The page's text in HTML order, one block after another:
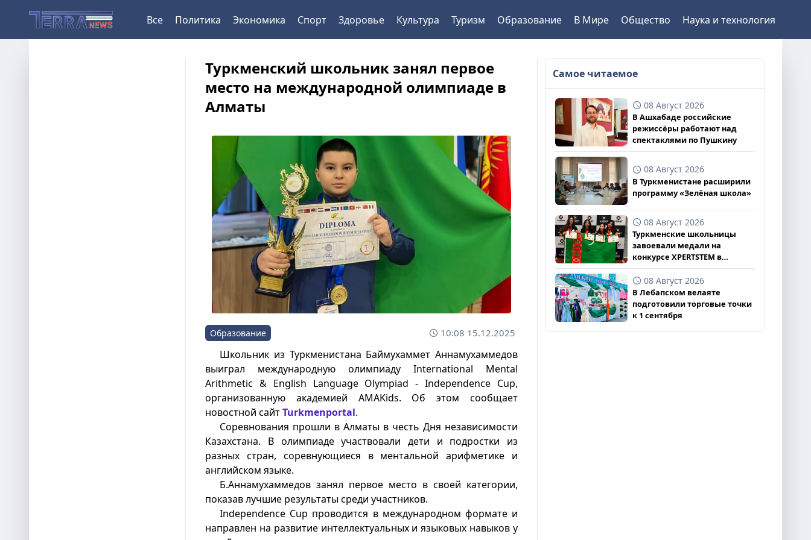
Все Политика Экономика Спорт Здоровье Культура Туризм Образование В Мире Общество Наука и технология
Туркменский школьник занял первое
место на международной олимпиаде в
Алматы
Образование 10:08 15.12.2025
Школьник из Туркменистана Баймухаммет Аннамухаммедов
выиграл международную олимпиаду International Mental
Arithmetic & English Language Olympiad - Independence Cup,
организованную академией AMAKids. Об этом сообщает
новостной сайтTurkmenportal.
Соревнования прошли в Алматы в честь Дня независимости
Казахстана. В олимпиаде участвовали дети и подростки из
разных стран, соревнующиеся в ментальной арифметике и
английском языке.
Б.Аннамухаммедов занял первое место в своей категории,
показав лучшие результаты среди участников.
Independence Cup проводится в международном формате и
направлен на развитие интеллектуальных и языковых навыков у
Самое читаемое
08 Август 2026
В Ашхабаде российские
режиссёры работают над
спектаклями по Пушкину
08 Август 2026
В Туркменистане расширили
программу «Зелёная школа»
08 Август 2026
Туркменские школьницы
завоевали медали на
конкурсе XPERTSTEM в
Великобритании
08 Август 2026
В Лебапском велаяте
подготовили торговые точки
к 1 сентября